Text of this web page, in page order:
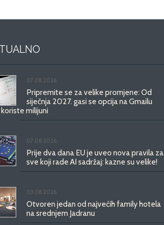
07.08.2026.
Pripremite se za velike promjene: Od
siječnja 2027. gasi se opcija na Gmailu
milijuni
07.08.2026.
Prije dva dana EU je uveo nova pravila za
sve koji rade AI sadržaj: kazne su velike!
03.08.2026.
Otvoren jedan od najvećih family hotela
na srednjem Jadranu